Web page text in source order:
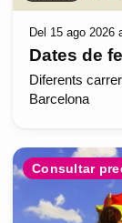
Del 15 ago 2026
Dates de
Diferents
Barcelona
Consultar